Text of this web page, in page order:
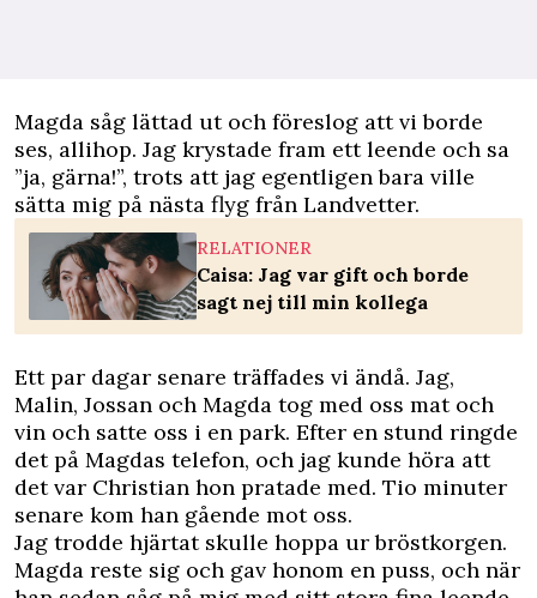
Magda såg lättad ut och föreslog att vi borde
ses, allihop. Jag krystade fram ett leende och sa
”ja, gärna!”, trots att jag egentligen bara ville
sätta mig på nästa flyg från Landvetter.
RELATIONER
Caisa: Jag var gift och borde
sagt nej till min kollega
Ett par dagar senare träffades vi ändå. Jag,
Malin, Jossan och Magda tog med oss mat och
vin och satte oss i en park. Efter en stund ringde
det på Magdas telefon, och jag kunde höra att
det var Christian hon pratade med. Tio minuter
senare kom han gående mot oss.
Jag trodde hjärtat skulle hoppa ur bröstkorgen.
Magda reste sig och gav honom en puss, och när